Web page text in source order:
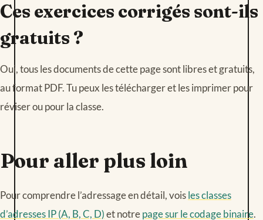
Ces exercices corrigés sont-ils
gratuits ?
Oui, tous les documents de cette page sont libres et gratuits,
au format PDF. Tu peux les télécharger et les imprimer pour
réviser ou pour la classe.
Pour aller plus loin
Pour comprendre l’adressage en détail, voisles classes
d’adresses IP (A, B, C, D)et notrepage sur le codage binaire.